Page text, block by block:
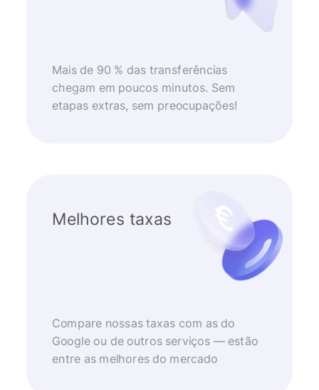
Mais de 90 % das transferências
chegam em poucos minutos. Sem
etapas extras, sem preocupações!
Melhores taxas
Compare nossas taxas com as do
Google ou de outros serviços — estão
entre as melhores do mercado